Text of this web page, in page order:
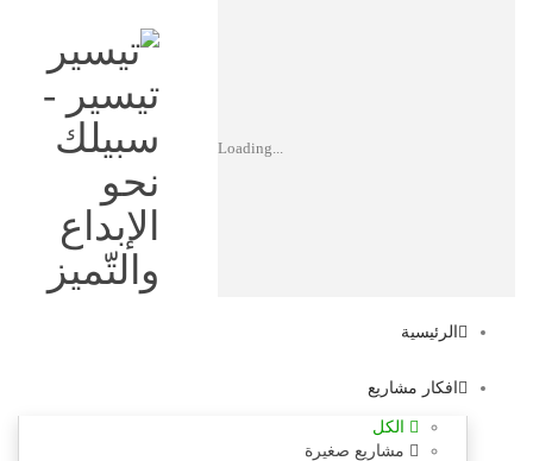
تيسير -
سبيلك
نحو
الإبداع
والتّميز
Loading...
الرئيسية
افكار مشاريع
الكل
مشاريع صغيرة